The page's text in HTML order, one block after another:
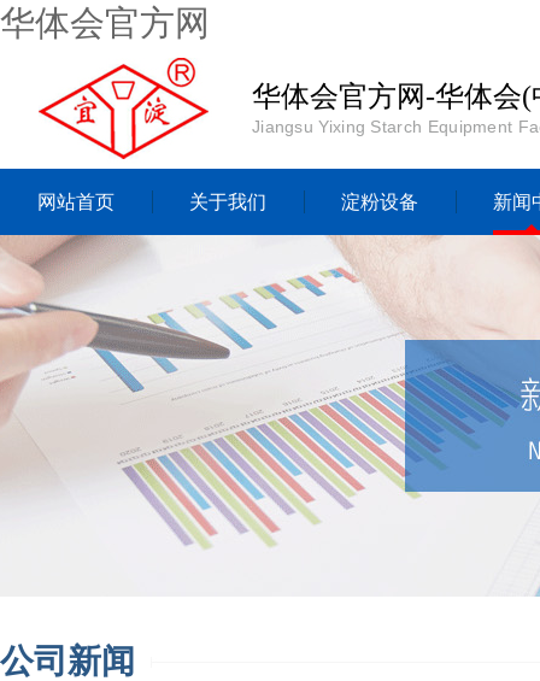
华体会官方网
华体会官方网-华体会(
Jiangsu Yixing Starch Equipment
网站首页 关于我们 淀粉设备 新闻
公司新闻